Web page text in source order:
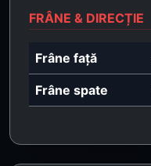
FRÂNE & DIRECȚIE
Frâne față
Frâne spate